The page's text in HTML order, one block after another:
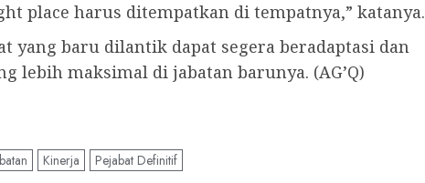
place harus ditempatkan di tempatnya,” katanya.
yang baru dilantik dapat segera beradaptasi dan
lebih maksimal di jabatan barunya. (AG’Q)
Kinerja Pejabat Definitif